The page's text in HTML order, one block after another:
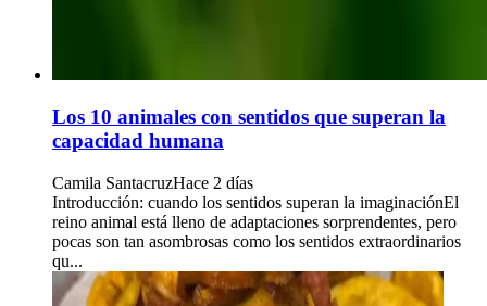
Los 10 animales con sentidos que superan la
capacidad humana
Camila SantacruzHace 2 días
Introducción: cuando los sentidos superan la imaginaciónEl
reino animal está lleno de adaptaciones sorprendentes, pero
pocas son tan asombrosas como los sentidos extraordinarios
qu...